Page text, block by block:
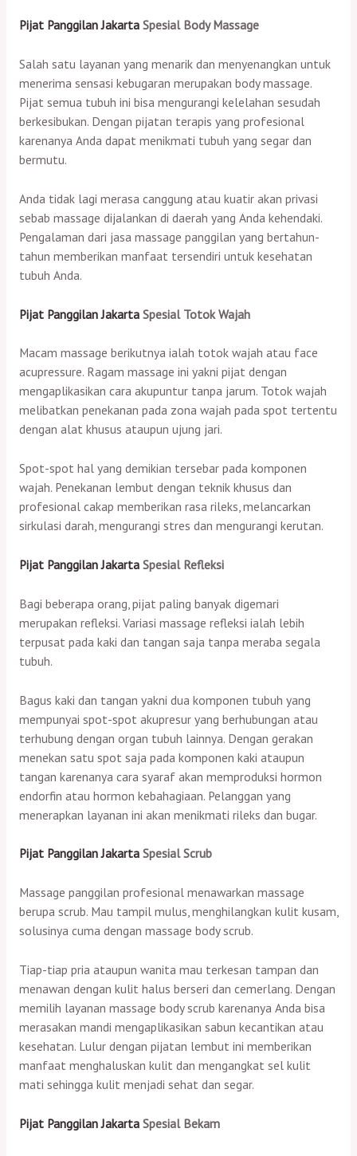
Pijat Panggilan JakartaSpesial Body Massage
Salah satu layanan yang menarik dan menyenangkan untuk
menerima sensasi kebugaran merupakan body massage.
Pijat semua tubuh ini bisa mengurangi kelelahan sesudah
berkesibukan. Dengan pijatan terapis yang profesional
karenanya Anda dapat menikmati tubuh yang segar dan
bermutu.
Anda tidak lagi merasa canggung atau kuatir akan privasi
sebab massage dijalankan di daerah yang Anda kehendaki.
Pengalaman dari jasa massage panggilan yang bertahun-
tahun memberikan manfaat tersendiri untuk kesehatan
tubuh Anda.
Pijat Panggilan JakartaSpesial Totok Wajah
Macam massage berikutnya ialah totok wajah atau face
acupressure. Ragam massage ini yakni pijat dengan
mengaplikasikan cara akupuntur tanpa jarum. Totok wajah
melibatkan penekanan pada zona wajah pada spot tertentu
dengan alat khusus ataupun ujung jari.
Spot-spot hal yang demikian tersebar pada komponen
wajah. Penekanan lembut dengan teknik khusus dan
profesional cakap memberikan rasa rileks, melancarkan
sirkulasi darah, mengurangi stres dan mengurangi kerutan.
Pijat Panggilan JakartaSpesial Refleksi
Bagi beberapa orang, pijat paling banyak digemari
merupakan refleksi. Variasi massage refleksi ialah lebih
terpusat pada kaki dan tangan saja tanpa meraba segala
tubuh.
Bagus kaki dan tangan yakni dua komponen tubuh yang
mempunyai spot-spot akupresur yang berhubungan atau
terhubung dengan organ tubuh lainnya. Dengan gerakan
menekan satu spot saja pada komponen kaki ataupun
tangan karenanya cara syaraf akan memproduksi hormon
endorfin atau hormon kebahagiaan. Pelanggan yang
menerapkan layanan ini akan menikmati rileks dan bugar.
Pijat Panggilan JakartaSpesial Scrub
Massage panggilan profesional menawarkan massage
berupa scrub. Mau tampil mulus, menghilangkan kulit kusam,
solusinya cuma dengan massage body scrub.
Tiap-tiap pria ataupun wanita mau terkesan tampan dan
menawan dengan kulit halus berseri dan cemerlang. Dengan
memilih layanan massage body scrub karenanya Anda bisa
merasakan mandi mengaplikasikan sabun kecantikan atau
kesehatan. Lulur dengan pijatan lembut ini memberikan
manfaat menghaluskan kulit dan mengangkat sel kulit
mati sehingga kulit menjadi sehat dan segar.
Pijat Panggilan JakartaSpesial Bekam